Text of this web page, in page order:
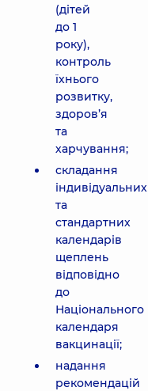
(дітей
до 1
року),
контроль
їхнього
розвитку,
здоров’я
та
харчування;
складання
індивідуальних
та
стандартних
календарів
щеплень
відповідно
до
Національного
календаря
вакцинації;
надання
рекомендацій